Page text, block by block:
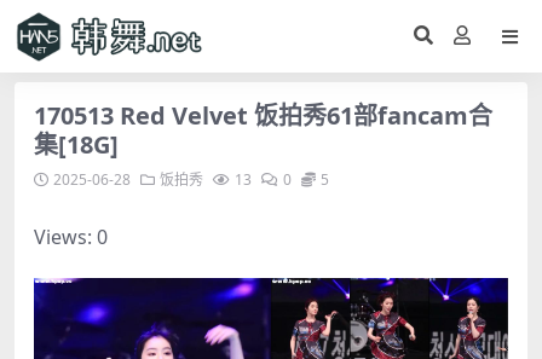
170513 Red Velvet 饭拍秀61部fancam合
集[18G]
2025-06-28 饭拍秀 13 0 5
Views: 0